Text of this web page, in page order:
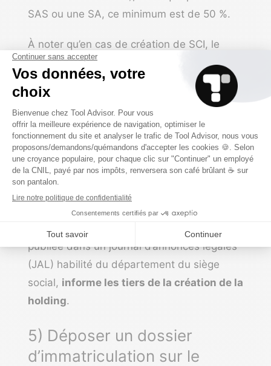
SAS ou une SA, ce minimum est de 50 %.
À noter qu’en cas de création de SCI, le
dépôt de capital social sur un compte
bloqué est facultatif.
4) Publier un avis de
constitution de société
holding
publication d’un avis de constitution
est une formalité obligatoire pour créer une
publiée dans un journal d’annonces légales
(JAL) habilité du département du siège
social, informe les tiers de la création de la
holding.
5) Déposer un dossier
d’immatriculation sur le